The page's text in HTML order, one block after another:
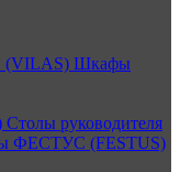
Шкафы
Столы руководителя
ФЕСТУС (FESTUS)